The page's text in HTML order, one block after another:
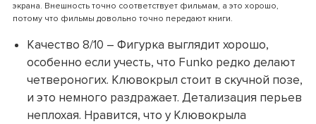
экрана. Внешность точно соответствует фильмам, а это хорошо,
потому что фильмы довольно точно передают книги.
Качество 8/10 – Фигурка выглядит хорошо,
особенно если учесть, что Funko редко делают
четвероногих. Клювокрыл стоит в скучной позе,
и это немного раздражает. Детализация перьев
неплохая. Нравится, что у Клювокрыла